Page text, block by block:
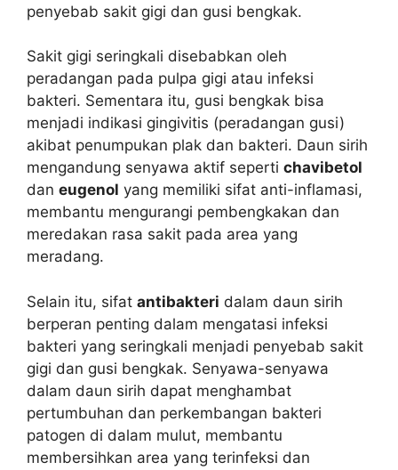
penyebab sakit gigi dan gusi bengkak.
Sakit gigi seringkali disebabkan oleh
peradangan pada pulpa gigi atau infeksi
bakteri. Sementara itu, gusi bengkak bisa
menjadi indikasi gingivitis (peradangan gusi)
akibat penumpukan plak dan bakteri. Daun sirih
mengandung senyawa aktif seperti chavibetol
dan eugenol yang memiliki sifat anti-inflamasi,
membantu mengurangi pembengkakan dan
meredakan rasa sakit pada area yang
meradang.
Selain itu, sifat antibakteri dalam daun sirih
berperan penting dalam mengatasi infeksi
bakteri yang seringkali menjadi penyebab sakit
gigi dan gusi bengkak. Senyawa-senyawa
dalam daun sirih dapat menghambat
pertumbuhan dan perkembangan bakteri
patogen di dalam mulut, membantu
membersihkan area yang terinfeksi dan